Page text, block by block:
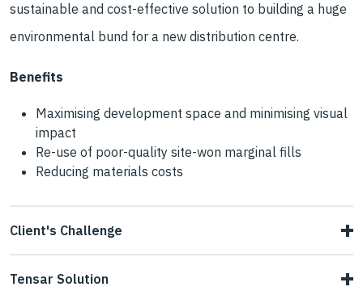
sustainable and cost-effective solution to building a huge
environmental bund for a new distribution centre.
Benefits
Maximising development space and minimising visual
impact
Re-use of poor-quality site-won marginal fills
Reducing materials costs
Client's Challenge
Construction of Costco’s UK distribution centre near Crick,
Tensar Solution